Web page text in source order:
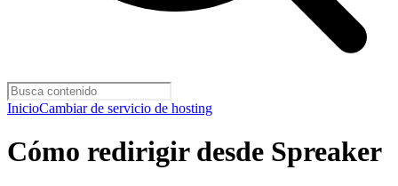
InicioCambiar de servicio de hosting
Cómo redirigir desde Spreaker